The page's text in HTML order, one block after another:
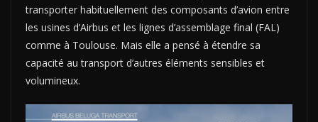
transporter habituellement des composants d’avion entre
les usines d’Airbus et les lignes d’assemblage final (FAL)
comme à Toulouse. Mais elle a pensé à étendre sa
capacité au transport d’autres éléments sensibles et
volumineux.